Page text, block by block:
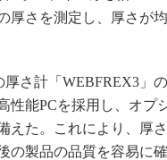
日本
厚さを測定し、厚さが
さ計「WEBFREX3」
性能PCを採用し、オプ
えた。これにより、厚
の製品の品質を容易に確